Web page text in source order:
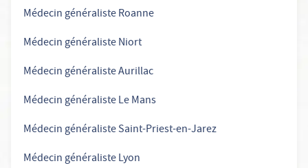
Médecin généraliste Roanne
Médecin généraliste Niort
Médecin généraliste Aurillac
Médecin généraliste Le Mans
Médecin généraliste Saint-Priest-en-Jarez
Médecin généraliste Lyon